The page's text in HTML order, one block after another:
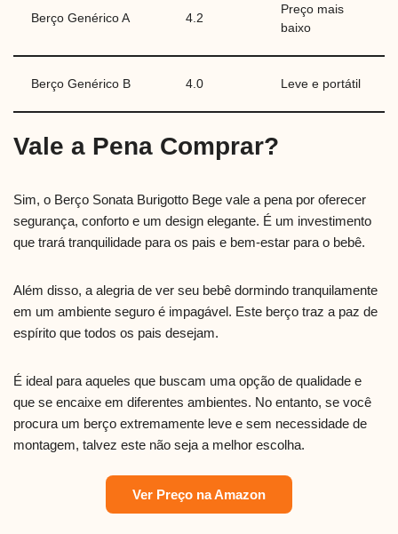
Berço Genérico A 4.2
Preço mais
baixo
Berço Genérico B 4.0 Leve e portátil
Vale a Pena Comprar?
Sim, o Berço Sonata Burigotto Bege vale a pena por oferecer
segurança, conforto e um design elegante. É um investimento
que trará tranquilidade para os pais e bem-estar para o bebê.
Além disso, a alegria de ver seu bebê dormindo tranquilamente
em um ambiente seguro é impagável. Este berço traz a paz de
espírito que todos os pais desejam.
É ideal para aqueles que buscam uma opção de qualidade e
que se encaixe em diferentes ambientes. No entanto, se você
procura um berço extremamente leve e sem necessidade de
montagem, talvez este não seja a melhor escolha.
Ver Preço na Amazon